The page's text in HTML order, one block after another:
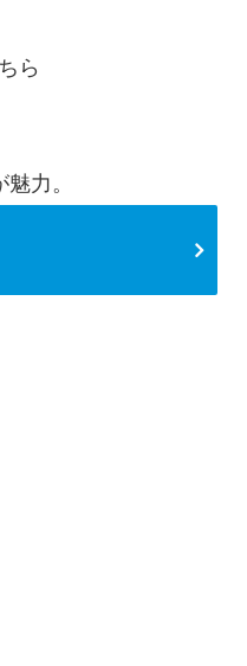
ら
力。